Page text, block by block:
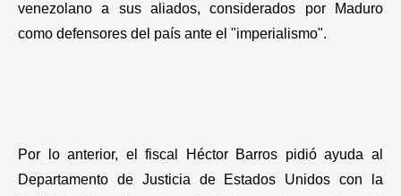
venezolano a sus aliados, considerados por Maduro
como defensores del país ante el "imperialismo".
Por lo anterior, el fiscal Héctor Barros pidió ayuda al
Departamento de Justicia de Estados Unidos con la